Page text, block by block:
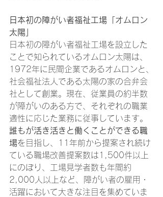
日本初の障がい者福祉工場「オムロン
太陽」
日本初の障がい者福祉工場を設立した
ことで知られているオムロン太陽は、
1972年に民間企業であるオムロンと、
社会福祉法人である太陽の家の合弁会
社として創業。現在、従業員の約半数
が障がいのある方で、それぞれの職業
適性に応じた業務に従事しています。
誰もが活き活きと働くことができる職
場を目指し、11年前から提案され続け
ている職場改善提案数は1,500件以上
にのぼり、工場見学者数も年間約
2,000人以上など、障がい者の雇用・
活躍において大きな注目を集めていま